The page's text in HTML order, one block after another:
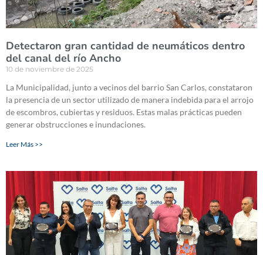
Detectaron gran cantidad de neumáticos dentro
del canal del río Ancho
10 de noviembre de 2025
La Municipalidad, junto a vecinos del barrio San Carlos, constataron
la presencia de un sector utilizado de manera indebida para el arrojo
de escombros, cubiertas y residuos. Estas malas prácticas pueden
generar obstrucciones e inundaciones.
Leer Más >>